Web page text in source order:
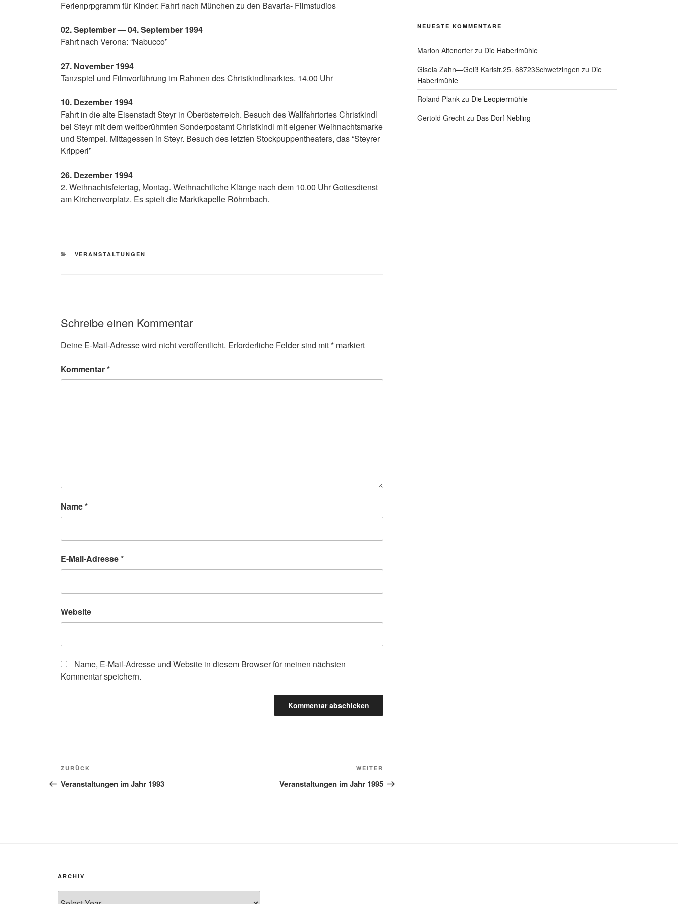
Feri­en­prp­gramm für Kin­der: Fahrt nach Mün­chen zu den Bava­ria- Filmstudios
02. Sep­tem­ber — 04. Sep­tem­ber 1994
Fahrt nach Vero­na: “Nabuc­co”
27. Novem­ber 1994
Tanz­spiel und Film­vor­füh­rung im Rah­men des Christ­kindl­mark­tes. 14.00 Uhr
10. Dezem­ber 1994
Fahrt in die alte Eisen­stadt Steyr in Ober­ös­ter­reich. Besuch des Wall­fahr­tor­tes Christ­kindl
bei Steyr mit dem welt­be­rühm­ten Son­der­post­amt Christ­kindl mit eige­ner Weih­nachts­mar­ke
und Stem­pel. Mit­tag­essen in Steyr. Besuch des letz­ten Stock­pup­pen­thea­ters, das “Stey­rer
Kripperl”
26. Dezem­ber 1994
2. Weih­nachts­fei­er­tag, Mon­tag. Weih­nacht­li­che Klän­ge nach dem 10.00 Uhr Got­tes­dienst
am Kir­chen­vor­platz. Es spielt die Markt­ka­pel­le Röhrnbach.
KATEGORIEN
VERANSTALTUNGEN
Schreibe einen Kommentar
Deine E-Mail-Adresse wird nicht veröffentlicht. Erforderliche Felder sind mit* markiert
Kommentar*
Name*
E-Mail-Adresse*
Website
Name, E-Mail-Adresse und Website in diesem Browser für meinen nächsten
Kommentar speichern.
Beitragsnavigation
Vorheriger
Beitrag
ZURÜCK
Veranstaltungen im Jahr 1993
Beitrag
WEITER
Veranstaltungen im Jahr 1995
NEUESTE KOMMENTARE
Marion Altenorferzu Die Haberlmühle
Gisela Zahn—Geiß Karlstr.25. 68723Schwetzingen zu Die
Haberlmühle
Roland Plankzu Die Leopiermühle
Gertold Grechtzu Das Dorf Nebling
ARCHIV